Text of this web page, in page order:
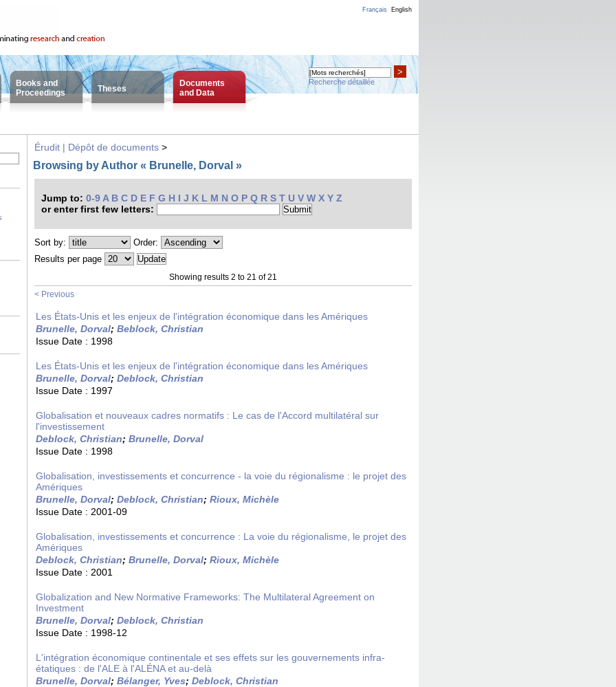
Français English
Books and
Proceedings
Theses
Documents
and Data
>
Recherche détaillée
Érudit | Dépôt de documents >
Browsing by Author « Brunelle, Dorval »
Jump to: 0-9 A B C D E F G H I J K L M N O P Q R S T U V W X Y Z
or enter first few letters:
Sort by:
Order:
Results per page
Showing results 2 to 21 of 21
< Previous
Les États-Unis et les enjeux de l'intégration économique dans les Amériques
Brunelle, Dorval; Beblock, Christian
Issue Date : 1998
Les États-Unis et les enjeux de l'intégration économique dans les Amériques
Brunelle, Dorval; Deblock, Christian
Issue Date : 1997
Globalisation et nouveaux cadres normatifs : Le cas de l'Accord multilatéral sur
l'investissement
Deblock, Christian; Brunelle, Dorval
Issue Date : 1998
Globalisation, investissements et concurrence - la voie du régionalisme : le projet des
Amériques
Brunelle, Dorval; Deblock, Christian; Rioux, Michèle
Issue Date : 2001-09
Globalisation, investissements et concurrence : La voie du régionalisme, le projet des
Amériques
Deblock, Christian; Brunelle, Dorval; Rioux, Michèle
Issue Date : 2001
Globalization and New Normative Frameworks: The Multilateral Agreement on
Investment
Brunelle, Dorval; Deblock, Christian
Issue Date : 1998-12
L'intégration économique continentale et ses effets sur les gouvernements infra-
étatiques : de l'ALE à l'ALÉNA et au-delà
Brunelle, Dorval; Bélanger, Yves; Deblock, Christian